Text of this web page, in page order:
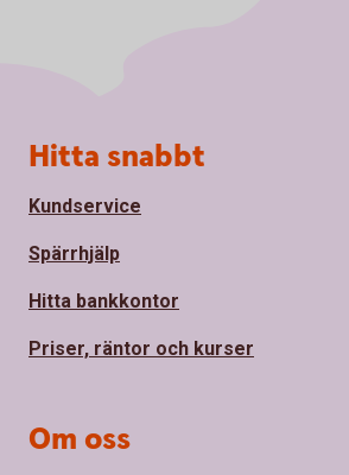
Sidfot
Hitta snabbt
Kundservice
Spärrhjälp
Hitta bankkontor
Priser, räntor och kurser
Om oss